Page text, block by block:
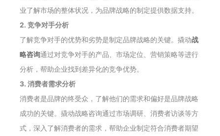
业了解市场的整体状况，为品牌战略的制定提供数据支持。
2. 竞争对手分析
了解竞争对手的优势和劣势是制定品牌战略的关键。撬动战
略咨询通过对竞争对手的产品、市场定位、营销策略等进行
分析，帮助企业找到差异化的竞争优势。
3. 消费者需求分析
消费者是品牌的终受众，了解他们的需求和偏好是品牌战略
成功的关键。撬动战略咨询通过市场调研、消费者访谈等方
式，深入了解消费者的需求，帮助企业制定符合消费者期望